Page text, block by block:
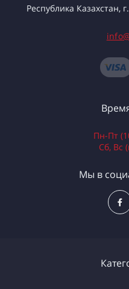
Республика Казахстан,
Пн-Пт
Сб, Вс
Мы в